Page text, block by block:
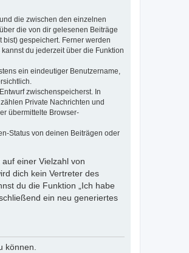
die zwischen den einzelnen
die von dir gelesenen Beiträge
gespeichert. Ferner werden
du jederzeit über die Funktion
ein eindeutiger Benutzername,
zwischenspeicherst. In
Private Nachrichten und
übermittelte Browser-
Status von deinen Beiträgen oder
einer Vielzahl von
dich kein Vertreter des
du die Funktion „Ich habe
ein neu generiertes
können.